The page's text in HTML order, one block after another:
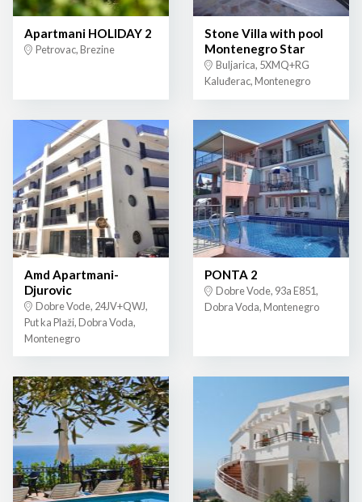
Apartmani HOLIDAY 2
Petrovac, Brezine
Stone Villa with pool
Montenegro Star
Buljarica, 5XMQ+RG
Kaluđerac, Montenegro
Amd Apartmani-
Djurovic
Dobre Vode, 24JV+QWJ,
Put ka Plaži, Dobra Voda,
Montenegro
PONTA 2
Dobre Vode, 93a E851,
Dobra Voda, Montenegro